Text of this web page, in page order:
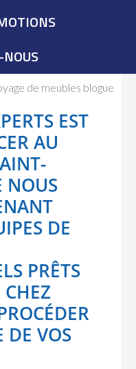
de meubles blogue
EST
AU
NOUS
DE
PRÊTS
CHEZ
DE VOS